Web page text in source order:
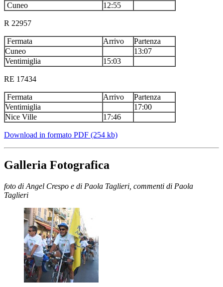
Cuneo
12:55
R 22957
Fermata Arrivo
Partenza
Cuneo
13:07
Ventimiglia
15:03
RE 17434
Fermata Arrivo
Partenza
Ventimiglia
17:00
Nice Ville
17:46
Download in formato PDF (254 kb)
Galleria Fotografica
foto di Angel Crespo e di Paola Taglieri, commenti di Paola
Taglieri